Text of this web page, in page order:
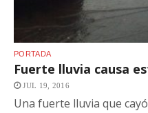
PORTADA
Fuerte lluvia causa
JUL 19, 2016
Una fuerte lluvia que